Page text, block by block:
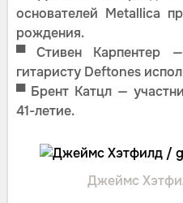
основателей Metallica
рождения.
▀Стивен Карпентер
гитаристу Deftones
▀ Брент Катцл —
41-летие.
Джеймс